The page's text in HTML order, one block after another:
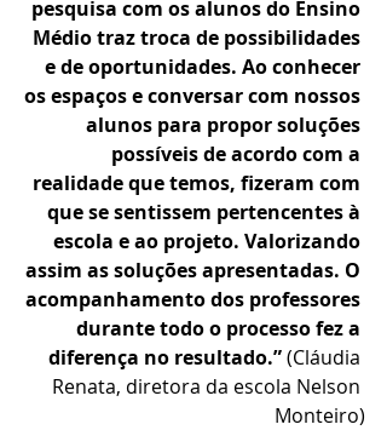
pesquisa com os alunos do Ensino
Médio traz troca de possibilidades
e de oportunidades. Ao conhecer
os espaços e conversar com nossos
alunos para propor soluções
possíveis de acordo com a
realidade que temos, fizeram com
que se sentissem pertencentes à
escola e ao projeto. Valorizando
assim as soluções apresentadas. O
acompanhamento dos professores
durante todo o processo fez a
diferença no resultado.” (Cláudia
Renata, diretora da escola Nelson
Monteiro)